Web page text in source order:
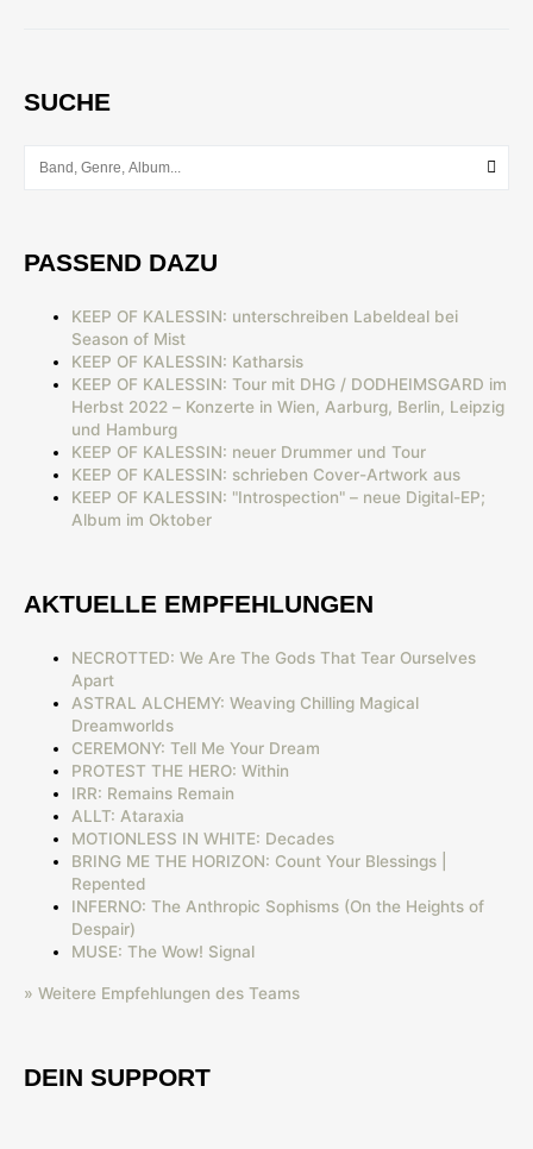
SUCHE
PASSEND DAZU
KEEP OF KALESSIN: unterschreiben Labeldeal bei
Season of Mist
KEEP OF KALESSIN: Katharsis
KEEP OF KALESSIN: Tour mit DHG / DODHEIMSGARD im
Herbst 2022 – Konzerte in Wien, Aarburg, Berlin, Leipzig
und Hamburg
KEEP OF KALESSIN: neuer Drummer und Tour
KEEP OF KALESSIN: schrieben Cover-Artwork aus
KEEP OF KALESSIN: "Introspection" – neue Digital-EP;
Album im Oktober
AKTUELLE EMPFEHLUNGEN
NECROTTED: We Are The Gods That Tear Ourselves
Apart
ASTRAL ALCHEMY: Weaving Chilling Magical
Dreamworlds
CEREMONY: Tell Me Your Dream
PROTEST THE HERO: Within
IRR: Remains Remain
ALLT: Ataraxia
MOTIONLESS IN WHITE: Decades
BRING ME THE HORIZON: Count Your Blessings |
Repented
INFERNO: The Anthropic Sophisms (On the Heights of
Despair)
MUSE: The Wow! Signal
» Weitere Empfehlungen des Teams
DEIN SUPPORT